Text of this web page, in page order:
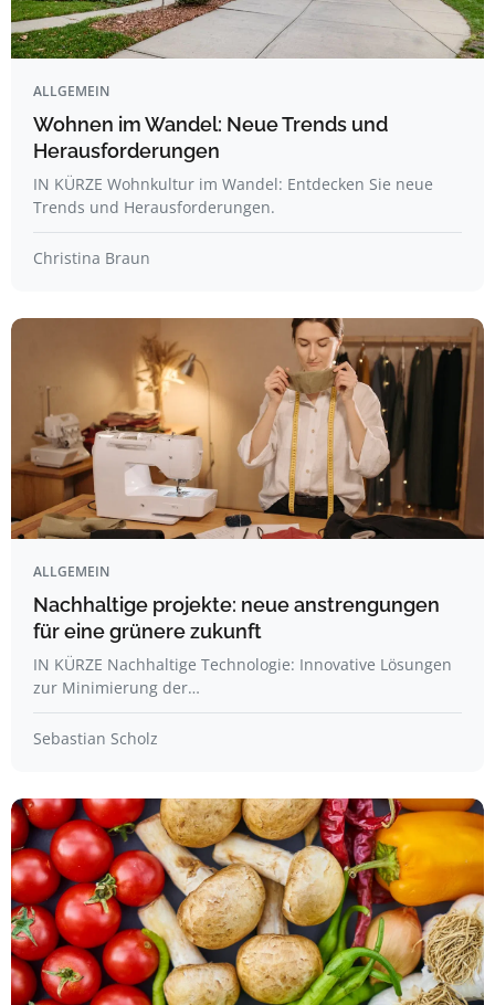
ALLGEMEIN
Wohnen im Wandel: Neue Trends und
Herausforderungen
IN KÜRZE Wohnkultur im Wandel: Entdecken Sie neue
Trends und Herausforderungen.
Christina Braun
ALLGEMEIN
Nachhaltige projekte: neue anstrengungen
für eine grünere zukunft
IN KÜRZE Nachhaltige Technologie: Innovative Lösungen
zur Minimierung der…
Sebastian Scholz